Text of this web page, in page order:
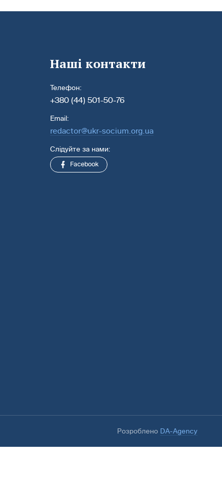
Наші контакти
Телефон:
+380 (44) 501-50-76
Email:
redactor@ukr-socium.org.ua
Слідуйте за нами:
Facebook
Розроблено DA-Agency